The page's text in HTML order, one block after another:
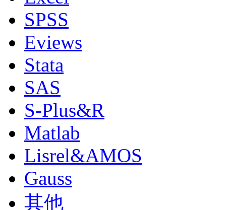
SPSS
Eviews
Stata
SAS
S-Plus&R
Matlab
Lisrel&AMOS
Gauss
其他